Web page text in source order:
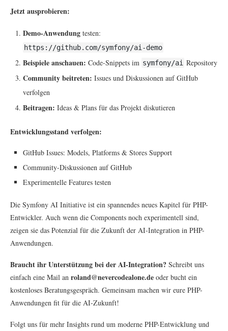
Jetzt ausprobieren:
Demo-Anwendung testen:
https://github.com/symfony/ai-demo
Beispiele anschauen: Code-Snippets im symfony/ai Repository
Community beitreten: Issues und Diskussionen auf GitHub
verfolgen
Beitragen: Ideas & Plans für das Projekt diskutieren
Entwicklungsstand verfolgen:
GitHub Issues: Models, Platforms & Stores Support
Community-Diskussionen auf GitHub
Experimentelle Features testen
Die Symfony AI Initiative ist ein spannendes neues Kapitel für PHP-
Entwickler. Auch wenn die Components noch experimentell sind,
zeigen sie das Potenzial für die Zukunft der AI-Integration in PHP-
Anwendungen.
Braucht ihr Unterstützung bei der AI-Integration? Schreibt uns
einfach eine Mail an roland@nevercodealone.de oder bucht ein
kostenloses Beratungsgespräch. Gemeinsam machen wir eure PHP-
Anwendungen fit für die AI-Zukunft!
Folgt uns für mehr Insights rund um moderne PHP-Entwicklung und